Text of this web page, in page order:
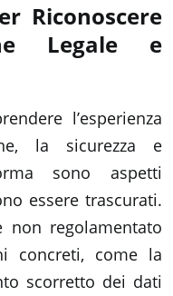
Riconoscere
Legale e
l’esperienza
la sicurezza e
sono aspetti
essere trascurati.
regolamentato
concreti, come la
scorretto dei dati